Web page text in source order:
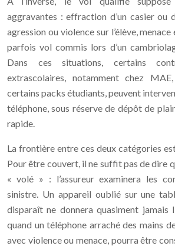
aggravantes : effraction d’un casier ou
agression ou violence sur l’élève,
parfois vol commis lors d’un
Dans ces situations, certains
extrascolaires, notamment chez
certains packs étudiants, peuvent
téléphone, sous réserve de dépôt de
rapide.
La frontière entre ces deux catégories
Pour être couvert, il ne suffit pas de dire
« volé » : l’assureur examinera les
sinistre. Un appareil oublié sur une
disparaît ne donnera quasiment jamais
quand un téléphone arraché des mains
avec violence ou menace, pourra être